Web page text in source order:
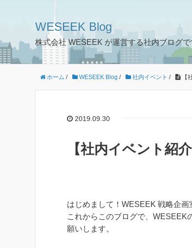
WESEEK Blog
株式会社 WESEEK が運営する社内ブログで
ホーム / WESEEK Blog / 社内イベント / 【
2019.09.30
【社内イベント紹
はじめまして！WESEEK 戦略企画
これからこのブログで、WESEEK
願いします。